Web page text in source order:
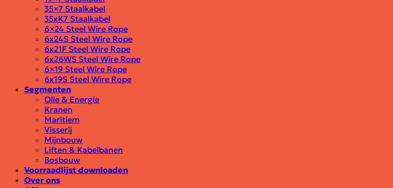
35×7 Staalkabel
35xK7 Staalkabel
6×24 Steel Wire Rope
6x24S Steel Wire Rope
6x21F Steel Wire Rope
6x26WS Steel Wire Rope
6×19 Steel Wire Rope
6x19S Steel Wire Rope
Segmenten
Olie & Energie
Kranen
Maritiem
Visserij
Mijnbouw
Liften & Kabelbanen
Bosbouw
Voorraadlijst downloaden
Over ons